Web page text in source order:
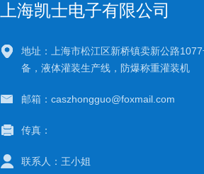
上海凯士电子有限公司
地址：上海市松江区新桥镇卖新公路
备，液体灌装生产线，防爆称重灌装机
邮箱：caszhongguo@foxmail.com
传真：
联系人：王小姐